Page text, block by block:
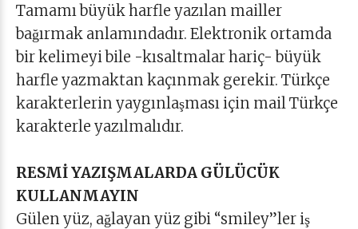
Tamamı büyük harfle yazılan mailler
bağırmak anlamındadır. Elektronik ortamda
bir kelimeyi bile -kısaltmalar hariç- büyük
harfle yazmaktan kaçınmak gerekir. Türkçe
karakterlerin yaygınlaşması için mail Türkçe
karakterle yazılmalıdır.
RESMİ YAZIŞMALARDA GÜLÜCÜK
KULLANMAYIN
Gülen yüz, ağlayan yüz gibi “smiley”ler iş